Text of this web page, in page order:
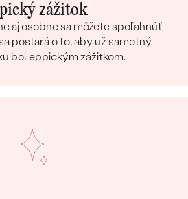
zážitok
aj osobne sa môžete spoľahnúť
postará o to, aby už samotný
bol eppickým zážitkom.